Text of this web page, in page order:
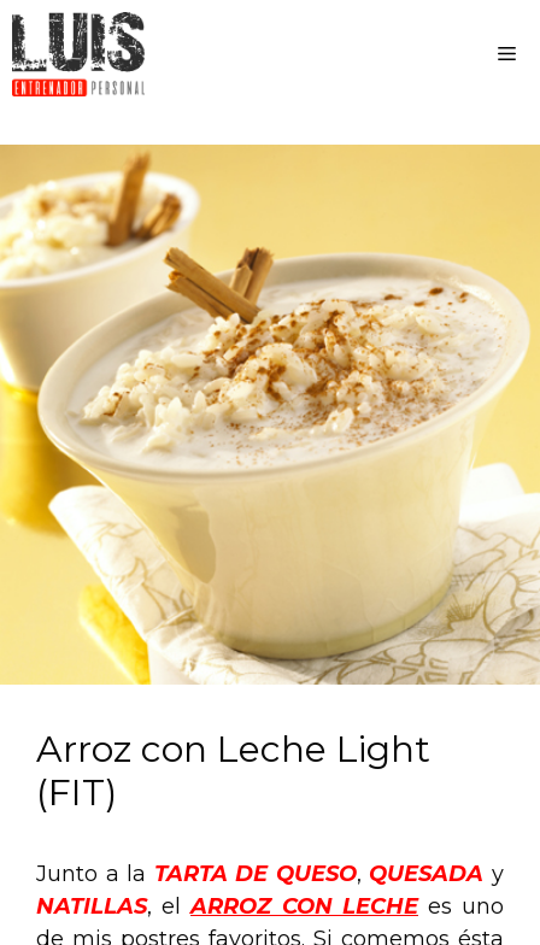
Arroz con Leche Light
(FIT)
Junto a la TARTA DE QUESO, QUESADA y
NATILLAS, elARROZ CON LECHEes uno
de mis postres favoritos. Si comemos ésta